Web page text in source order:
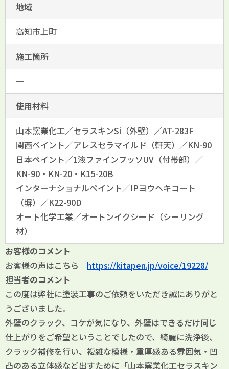
地域
高知市上町
施工箇所
━
使用材料
山本窯業化工／セラスキンSi（外壁）／AT-283F
関西ペイント／アレスセラマイルド（軒天）／KN-90
日本ペイント／1液ファインフッソUV（付帯部）／
KN-90・KN-20・K15-20B
インターナショナルペイント／IPヨウヘキコート
（塀）／K22-90D
オート化学工業／オートンイクシード（シーリング
材）
お客様のコメント
お客様の声はこちら https://kitapen.jp/voice/19228/
担当者のコメント
この度は弊社に塗装工事のご依頼をいただき誠にありがと
うございました。
外壁のクラック、コケが気になり、外壁はできるだけ同じ
仕上がりをご希望ということでしたので、綺麗に洗浄後、
クラック補修を行い、 複雑な模様・重厚感ある雰囲気・凹
凸のある立体感など出すために「山本窯業化工セラスキン